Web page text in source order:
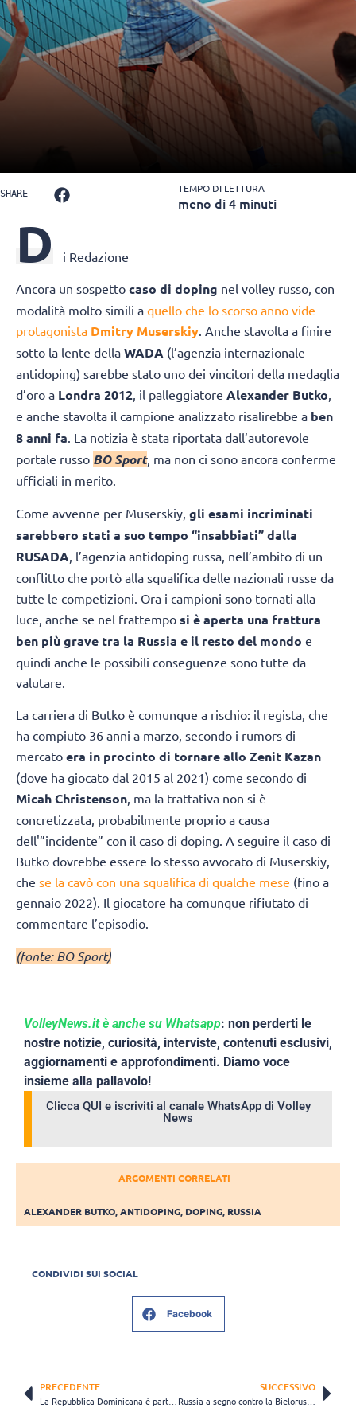
SHARE TEMPO DI LETTURA
meno di 4 minuti
D i Redazione
Ancora un sospetto caso di doping nel volley russo, con
modalità molto simili a quello che lo scorso anno vide
protagonista Dmitry Muserskiy. Anche stavolta a finire
sotto la lente della WADA (l’agenzia internazionale
antidoping) sarebbe stato uno dei vincitori della medaglia
d’oro a Londra 2012, il palleggiatore Alexander Butko,
e anche stavolta il campione analizzato risalirebbe a ben
8 anni fa. La notizia è stata riportata dall’autorevole
portale russo BO Sport, ma non ci sono ancora conferme
ufficiali in merito.
Come avvenne per Muserskiy, gli esami incriminati
sarebbero stati a suo tempo “insabbiati” dalla
RUSADA , l’agenzia antidoping russa, nell’ambito di un
conflitto che portò alla squalifica delle nazionali russe da
tutte le competizioni. Ora i campioni sono tornati alla
luce, anche se nel frattempo si è aperta una frattura
ben più grave tra la Russia e il resto del mondo e
quindi anche le possibili conseguenze sono tutte da
valutare.
La carriera di Butko è comunque a rischio: il regista, che
ha compiuto 36 anni a marzo, secondo i rumors di
mercato era in procinto di tornare allo Zenit Kazan
(dove ha giocato dal 2015 al 2021) come secondo di
Micah Christenson, ma la trattativa non si è
concretizzata, probabilmente proprio a causa
dell'”incidente” con il caso di doping. A seguire il caso di
Butko dovrebbe essere lo stesso avvocato di Muserskiy,
che se la cavò con una squalifica di qualche mese (fino a
gennaio 2022). Il giocatore ha comunque rifiutato di
commentare l’episodio.
(fonte: BO Sport)
VolleyNews.it è anche su Whatsapp: non perderti le
nostre notizie, curiosità, interviste, contenuti esclusivi,
aggiornamenti e approfondimenti. Diamo voce
insieme alla pallavolo!
Clicca QUI e iscriviti al canale WhatsApp di Volley
News
ARGOMENTI CORRELATI
ALEXANDER BUTKO,ANTIDOPING, DOPING, RUSSIA
CONDIVIDI SUI SOCIAL
Facebook
PRECEDENTE SUCCESSIVO
Russia a segno contro la Bielorussia nella prima di due gare amichevoli